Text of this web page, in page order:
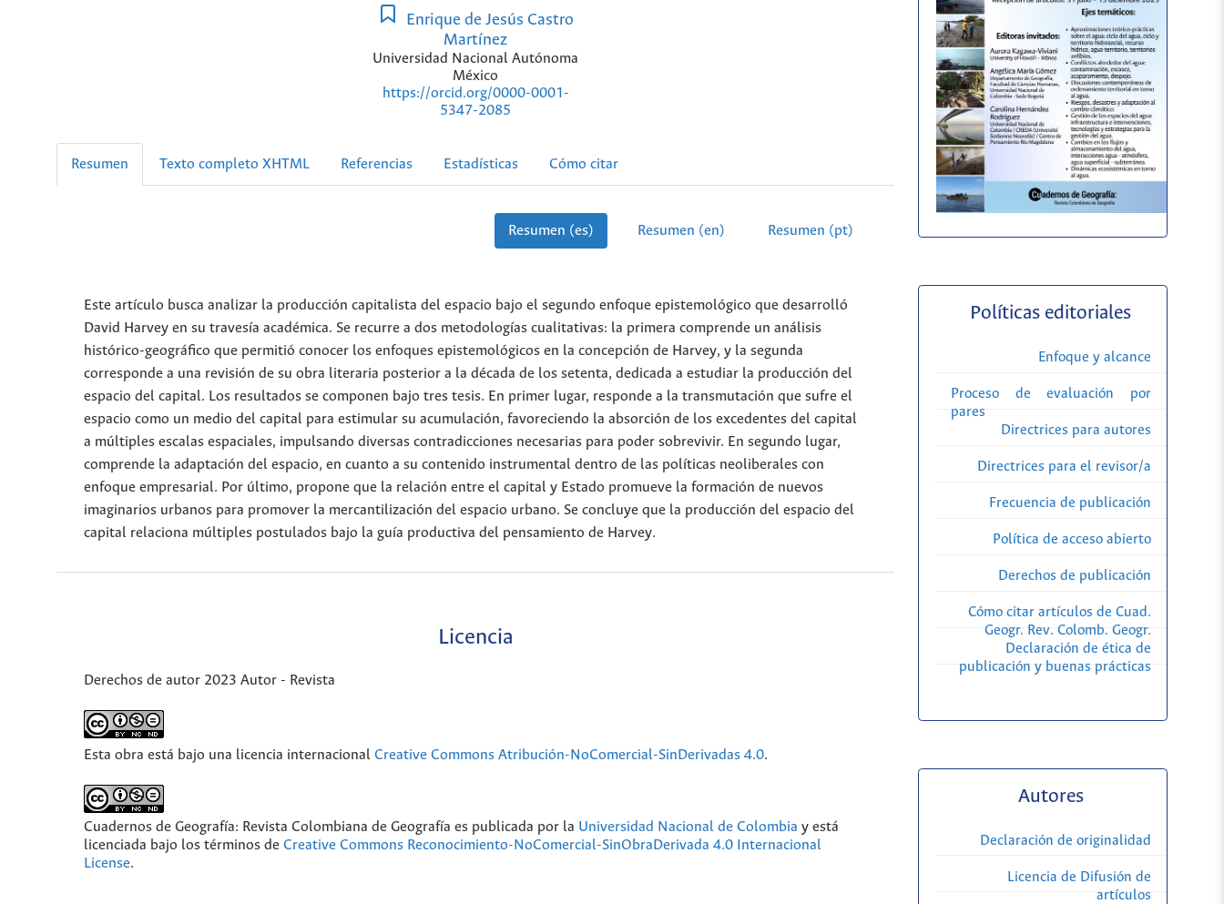
Enrique de Jesús Castro
Martínez
Universidad Nacional Autónoma
México
https://orcid.org/0000-0001-
5347-2085
Resumen Texto completo XHTML Referencias Estadísticas Cómo citar
Resumen (es) Resumen (en) Resumen (pt)
Este artículo busca analizar la producción capitalista del espacio bajo el segundo enfoque epistemológico que desarrolló
David Harvey en su travesía académica. Se recurre a dos metodologías cualitativas: la primera comprende un análisis
histórico-geográfico que permitió conocer los enfoques epistemológicos en la concepción de Harvey, y la segunda
corresponde a una revisión de su obra literaria posterior a la década de los setenta, dedicada a estudiar la producción del
espacio del capital. Los resultados se componen bajo tres tesis. En primer lugar, responde a la transmutación que sufre el
espacio como un medio del capital para estimular su acumulación, favoreciendo la absorción de los excedentes del capital
a múltiples escalas espaciales, impulsando diversas contradicciones necesarias para poder sobrevivir. En segundo lugar,
comprende la adaptación del espacio, en cuanto a su contenido instrumental dentro de las políticas neoliberales con
enfoque empresarial. Por último, propone que la relación entre el capital y Estado promueve la formación de nuevos
imaginarios urbanos para promover la mercantilización del espacio urbano. Se concluye que la producción del espacio del
capital relaciona múltiples postulados bajo la guía productiva del pensamiento de Harvey.
Licencia
Derechos de autor 2023 Autor - Revista
Esta obra está bajo una licencia internacional Creative Commons Atribución-NoComercial-SinDerivadas 4.0.
Cuadernos de Geografía: Revista Colombiana de Geografía es publicada por la Universidad Nacional de Colombia y está
licenciada bajo los términos de Creative Commons Reconocimiento-NoComercial-SinObraDerivada 4.0 Internacional
License.
Políticas editoriales
Enfoque y alcance
Proceso de evaluación por
pares
Directrices para autores
Directrices para el revisor/a
Frecuencia de publicación
Política de acceso abierto
Derechos de publicación
Cómo citar artículos de Cuad.
Geogr. Rev. Colomb. Geogr.
Declaración de ética de
publicación y buenas prácticas
Autores
Declaración de originalidad
Licencia de Difusión de
artículos